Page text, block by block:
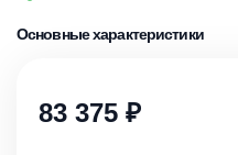
Основные характеристики
83 375 ₽